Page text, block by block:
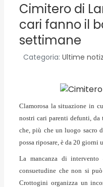
Cimitero di
cari fanno il
settimane
Categoria: Ultime
Clamorosa la situazione in
nostri cari parenti defunti,
che, più che un luogo sacro
possa riposare, è da 20 giorni
La mancanza di
consuetudine che non si
Crottogini organizza un